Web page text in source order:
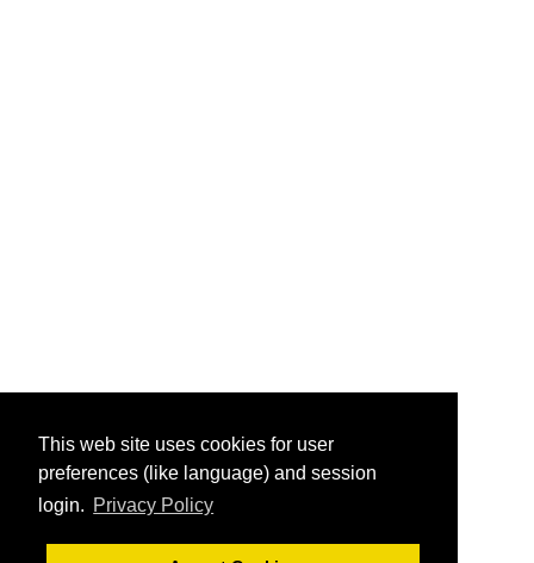
This web site uses cookies for user
preferences (like language) and session
login. Privacy Policy